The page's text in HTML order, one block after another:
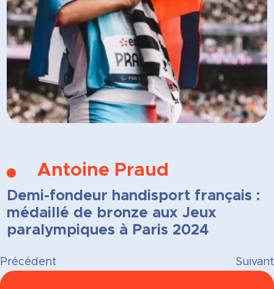
Antoine Praud
Demi-fondeur handisport français :
médaillé de bronze aux Jeux
paralympiques à Paris 2024
Suivant
Précédent